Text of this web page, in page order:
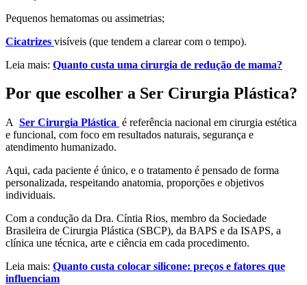
Pequenos hematomas ou assimetrias;
Cicatrizes visíveis (que tendem a clarear com o tempo).
Leia mais: Quanto custa uma cirurgia de redução de mama?
Por que escolher a Ser Cirurgia Plástica?
A Ser Cirurgia Plástica é referência nacional em cirurgia estética
e funcional, com foco em resultados naturais, segurança e
atendimento humanizado.
Aqui, cada paciente é único, e o tratamento é pensado de forma
personalizada, respeitando anatomia, proporções e objetivos
individuais.
Com a condução da Dra. Cíntia Rios, membro da Sociedade
Brasileira de Cirurgia Plástica (SBCP), da BAPS e da ISAPS, a
clínica une técnica, arte e ciência em cada procedimento.
Leia mais: Quanto custa colocar silicone: preços e fatores que
influenciam